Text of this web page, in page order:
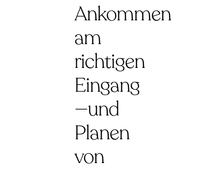
Ankommen
am
richtigen
Eingang
—und
Planen
von